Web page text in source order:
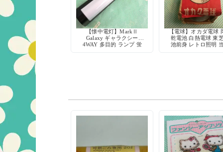
【懐中電灯】MarkⅡ
Galaxy ギャラクシー
4WAY 多目的 ランプ 蛍
【電球】オカダ電球
乾電池 白熱電球 東
池前身 レトロ照明